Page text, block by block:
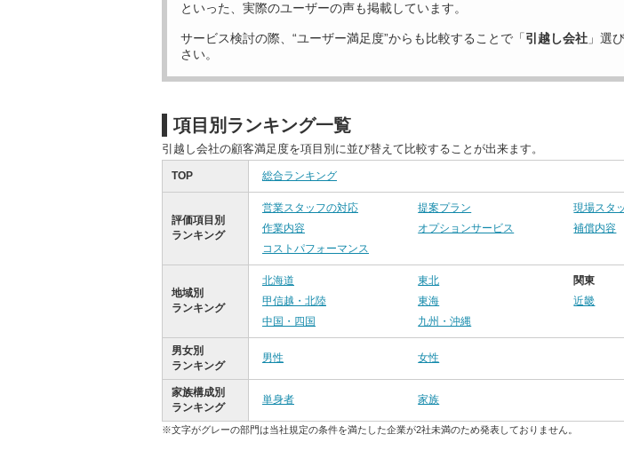
といった、実際のユーザーの声も掲載しています。
サービス検討の際、“ユーザー満足度”からも比較することで「引越し会社 」選
さい。
項目別ランキング一覧
引越し会社の顧客満足度を項目別に並び替えて比較することが出来ます。
TOP 総合ランキング
評価項目別
ランキング
営業スタッフの対応 提案プラン
現場スタ
作業内容
オプションサービス
補償内容
コストパフォーマンス
地域別
ランキング
北海道 東北
関東
甲信越・北陸
東海
近畿
中国・四国
九州・沖縄
男女別
ランキング
男性 女性
家族構成別
ランキング
単身者 家族
※文字がグレーの部門は当社規定の条件を満たした企業が2社未満のため発表しておりません。